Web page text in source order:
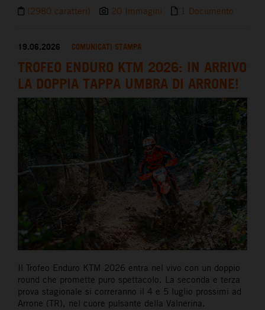
(2980 caratteri)
20 Immagini 1 Documento
19.06.2026 COMUNICATI STAMPA
TROFEO ENDURO KTM 2026: IN ARRIVO
LA DOPPIA TAPPA UMBRA DI ARRONE!
Il Trofeo Enduro KTM 2026 entra nel vivo con un doppio
round che promette puro spettacolo. La seconda e terza
prova stagionale si correranno il 4 e 5 luglio prossimi ad
Arrone (TR), nel cuore pulsante della Valnerina.